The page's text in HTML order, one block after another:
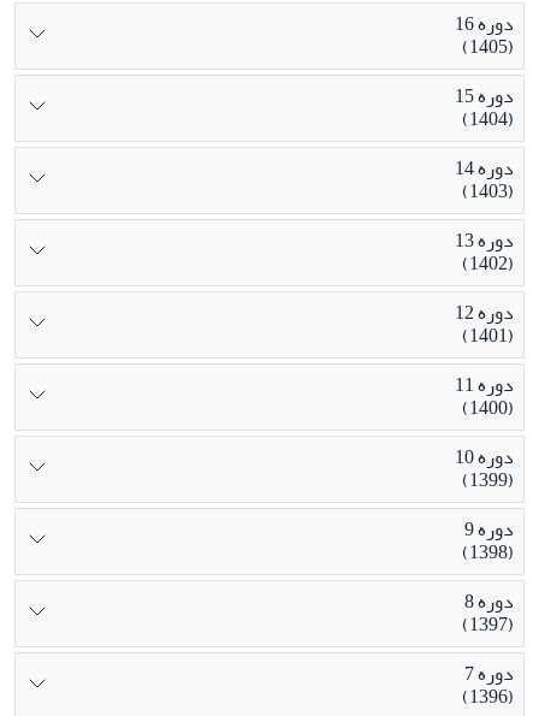
دوره 16
(1405)
دوره 15
(1404)
دوره 14
(1403)
دوره 13
(1402)
دوره 12
(1401)
دوره 11
(1400)
دوره 10
(1399)
دوره 9
(1398)
دوره 8
(1397)
دوره 7
(1396)